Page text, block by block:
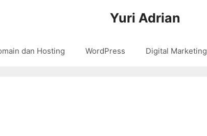
Yuri Adrian
dan Hosting WordPress Digital Marketing